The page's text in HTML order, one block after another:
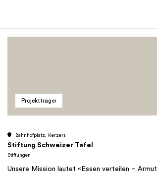
Projektträger
Bahnhofplatz, Kerzers
Stiftung Schweizer Tafel
Stiftungen
Unsere Mission lautet «Essen verteilen – Armut